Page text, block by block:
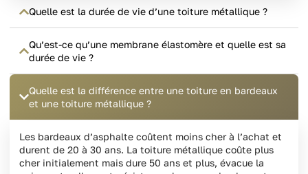
Quelle est la durée de vie d’une toiture métallique ?
Qu’est-ce qu’une membrane élastomère et quelle est sa
durée de vie ?
Quelle est la différence entre une toiture en bardeaux
et une toiture métallique ?
Les bardeaux d’asphalte coûtent moins cher à l’achat et
durent de 20 à 30 ans. La toiture métallique coûte plus
cher initialement mais dure 50 ans et plus, évacue la